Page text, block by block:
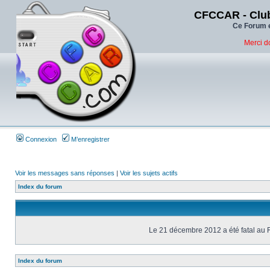
CFCCAR -
Ce Forum
Merci
Connexion M’enregistrer
Voir les messages sans réponses | Voir les sujets actifs
Index du forum
Le 21 décembre 2012 a été fatal au
Index du forum